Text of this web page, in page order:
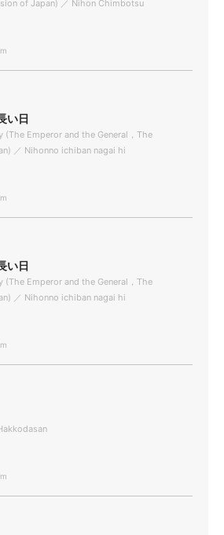
of Japan) ／ Nihon Chimbotsu
い日
(The Emperor and the General，The
／ Nihonno ichiban nagai hi
い日
(The Emperor and the General，The
／ Nihonno ichiban nagai hi